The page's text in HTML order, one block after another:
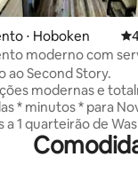
⋅ Hoboken
moderno com
4.
ao Second Story.
modernas e
* minutos * para
a 1 quarteirão de
de Hoboken. Não
o conforto aqui. Cozinha